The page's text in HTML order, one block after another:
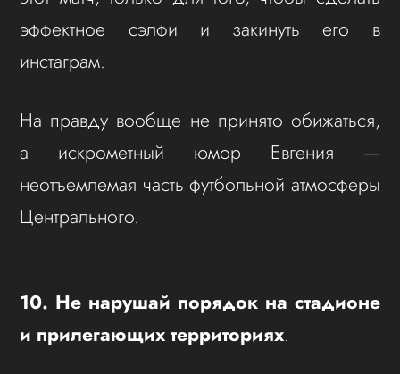
эффектное сэлфи и закинуть его в
инстаграм.
На правду вообще не принято обижаться,
а искрометный юмор Евгения —
неотъемлемая часть футбольной атмосферы
Центрального.
10. Не нарушай порядок на стадионе
и прилегающих территориях.